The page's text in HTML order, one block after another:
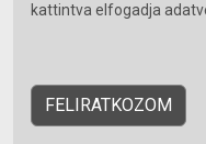
kattintva elfogadja